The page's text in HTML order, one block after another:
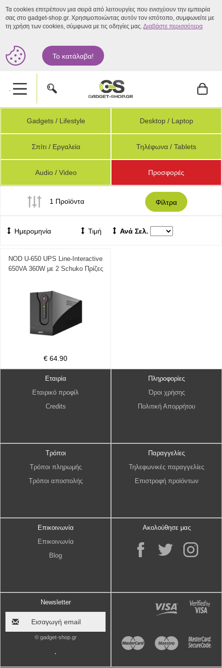
Τα cookies επιτρέπουν μια σειρά από λειτουργίες που ενισχύουν την εμπειρία
σας στο gadget-shop.gr. Χρησιμοποιώντας αυτόν τον ιστότοπο, συμφωνείτε με
τη χρήση των cookies, σύμφωνα με τις οδηγίες μας.Διαβάστε περισσότερα
Το κατάλαβα!
.
Gadgets / Lifestyle Desktop / Laptop
Σπίτι / Εργαλεία Τηλέφωνα / Tablets
Audio / Video Προσφορές
1 Προϊόντα Φίλτρα
Ημερομηνία Τιμή Ανά Σελ.
NOD U-650 UPS Line-Interactive
650VA 360W με 2 Schuko Πρίζες
€ 64.90
Εταιρία
Εταιρικό προφίλ
Credits
Πληροφορίες
Όροι χρήσης
Πολιτική Απορρήτου
Τρόποι
Τρόποι πληρωμής
Τρόποι αποστολής
Παραγγελίες
Τηλεφωνικές παραγγελίες
Επιστροφή προϊόντων
Επικοινωνία
Επικοινωνία
Blog
Ακολούθησε μας
Newsletter
© gadget-shop.gr
.